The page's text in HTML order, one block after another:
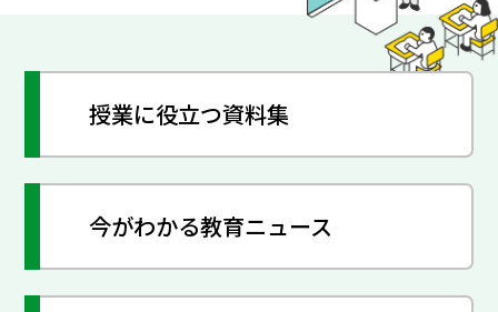
授業に役立つ資料集
今がわかる教育ニュース